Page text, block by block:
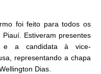
foi feito para todos os
Estiveram presentes
e a candidata à vice-
representando a chapa
Dias.